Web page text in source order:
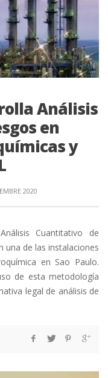
Análisis
en
y
2020
Cuantitativo de
una de las instalaciones
en Sao Paulo.
de esta metodología
legal de análisis de